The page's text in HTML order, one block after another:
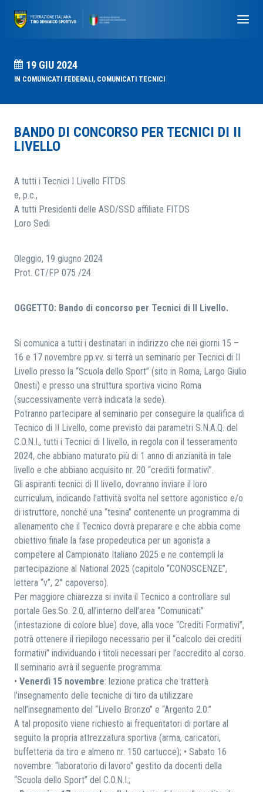
19 GIU 2024
IN COMUNICATI FEDERALI , COMUNICATI TECNICI
BANDO DI CONCORSO PER TECNICI DI II
LIVELLO
A tutti i Tecnici I Livello FITDS
e, p.c.,
A tutti Presidenti delle ASD/SSD affiliate FITDS
Loro Sedi
Oleggio, 19 giugno 2024
Prot. CT/FP 075 /24
OGGETTO: Bando di concorso per Tecnici di II Livello.
Si comunica a tutti i destinatari in indirizzo che nei giorni 15 –
16 e 17 novembre pp.vv. si terrà un seminario per Tecnici di II
Livello presso la “Scuola dello Sport” (sito in Roma, Largo Giulio
Onesti) e presso una struttura sportiva vicino Roma
(successivamente verrà indicata la sede).
Potranno partecipare al seminario per conseguire la qualifica di
Tecnico di II Livello, come previsto dai parametri S.N.A.Q. del
C.O.N.I., tutti i Tecnici di I livello, in regola con il tesseramento
2024, che abbiano maturato più di 1 anno di anzianità in tale
livello e che abbiano acquisito nr. 20 “crediti formativi”.
Gli aspiranti tecnici di II livello, dovranno inviare il loro
curriculum, indicando l’attività svolta nel settore agonistico e/o
di istruttore, nonché una “tesina” contenente un programma di
allenamento che il Tecnico dovrà preparare e che abbia come
obiettivo finale la fase propedeutica per un agonista a
competere al Campionato Italiano 2025 e ne contempli la
partecipazione al National 2025 (capitolo “CONOSCENZE”,
lettera “v”, 2° capoverso).
Per maggiore chiarezza si invita il Tecnico a controllare sul
portale Ges.So. 2.0, all’interno dell’area “Comunicati”
(intestazione di colore blue) dove, alla voce “Crediti Formativi”,
potrà ottenere il riepilogo necessario per il “calcolo dei crediti
formativi” individuando i titoli necessari per l’accredito al corso.
Il seminario avrà il seguente programma:
• Venerdì 15 novembre: lezione pratica che tratterà
l’insegnamento delle tecniche di tiro da utilizzare
nell’insegnamento del “Livello Bronzo” e “Argento 2.0.”
A tal proposito viene richiesto ai frequentatori di portare al
seguito la propria attrezzatura sportiva (arma, caricatori,
buffetteria da tiro e almeno nr. 150 cartucce); • Sabato 16
novembre: “laboratorio di lavoro” gestito da docenti della
“Scuola dello Sport” del C.O.N.I.;